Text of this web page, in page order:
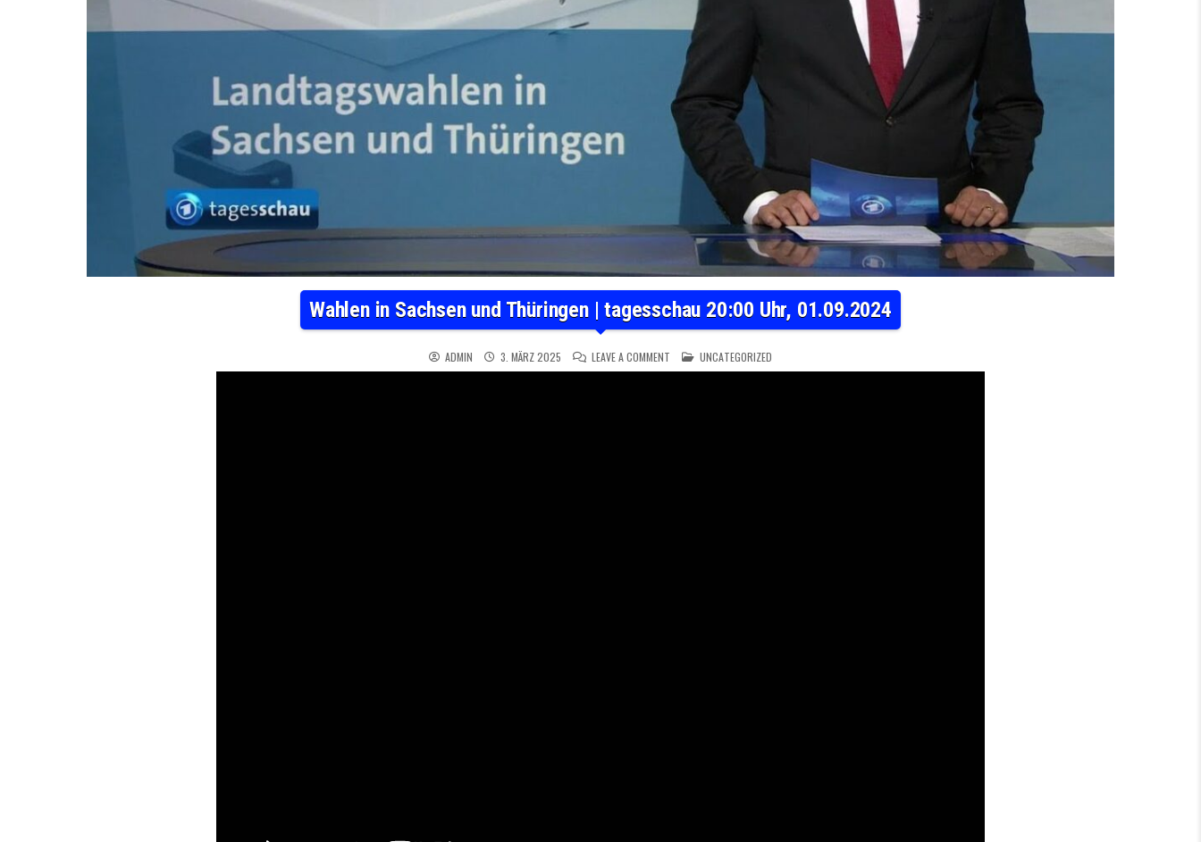
Wahlen in Sachsen und Thüringen | tagesschau 20:00 Uhr, 01.09.2024
ADMIN 3. MÄRZ 2025 LEAVE A COMMENT ON WAHLEN IN SACHSEN UND THÜRINGEN | TAGESSCHAU 20:00 UHR, 01.09.2024
POSTED IN
UNCATEGORIZED